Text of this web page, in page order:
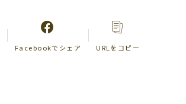
Facebookでシェア URLをコピー